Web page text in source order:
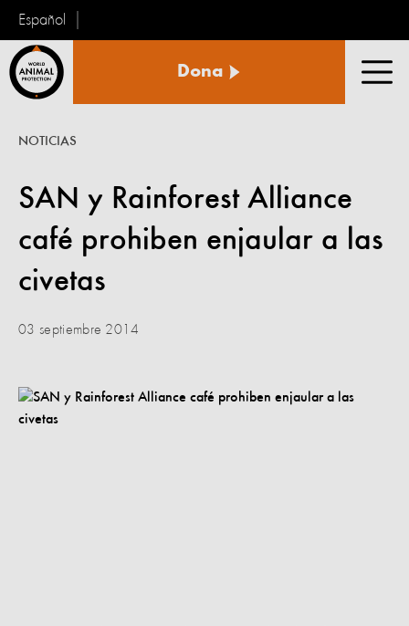
Español
Animal
Dona
SAN y Rainforest Alliance
café prohiben enjaular a las
civetas
NOTICIAS
03 septiembre 2014